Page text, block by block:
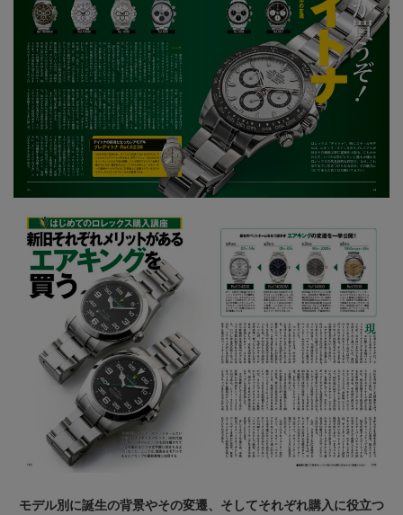
モデル別に誕生の背景やその変遷、そしてそれぞれ購入に役立つ